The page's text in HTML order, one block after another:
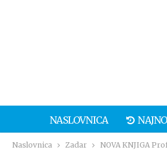
NASLOVNICA
Naslovnica Zadar NOVA KNJIGA